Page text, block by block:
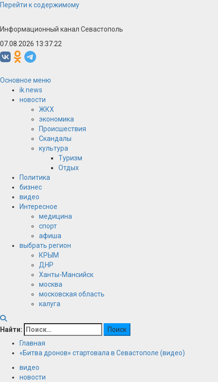
Перейти к содержимому
Информационный канал Севастополь
07.08.2026 13:37:22
Основное меню
ik.news
новости
ЖКХ
экономика
Происшествия
Скандалы
культура
Туризм
Отдых
Политика
бизнес
видео
Интересное
медицина
спорт
афиша
выбрать регион
КРЫМ
ДНР
Ханты-Мансийск
москва
московская область
калуга
Найти:
Главная
«Битва дронов» стартовала в Севастополе (видео)
видео
новости